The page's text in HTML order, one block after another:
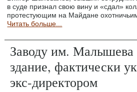
в суде признал свою вину и «сдал»
протестующим на Майдане
Читать больше...
Заводу им. Малышева
здание, фактически
экс-директором